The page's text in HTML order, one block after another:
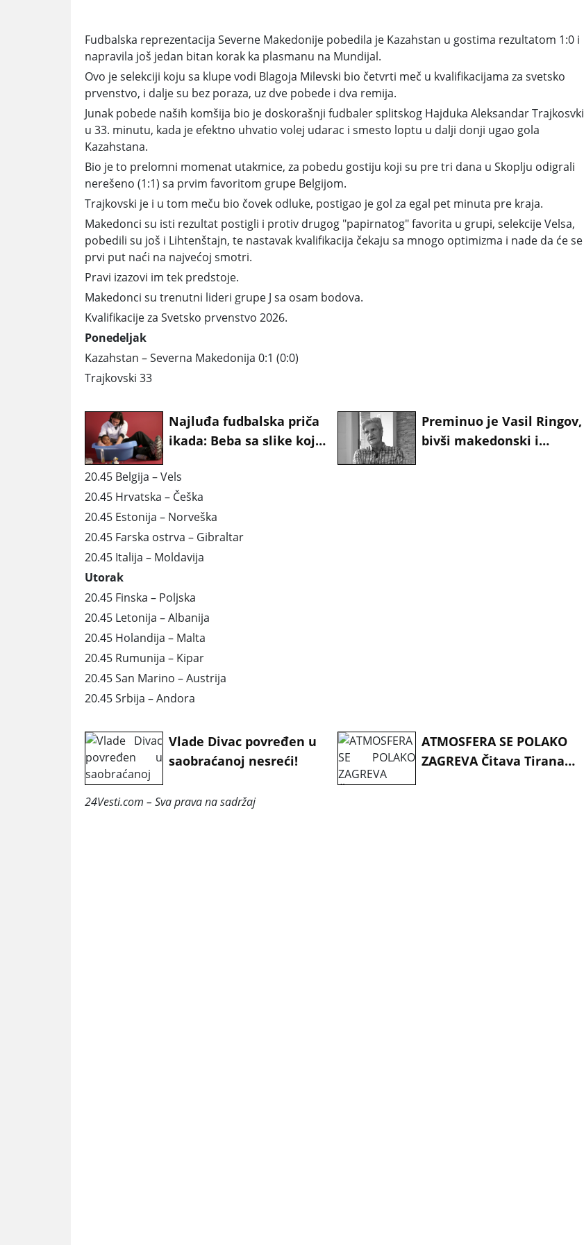
Fudbalska reprezentacija Severne Makedonije pobedila je Kazahstan u gostima rezultatom 1:0 i
napravila još jedan bitan korak ka plasmanu na Mundijal.
Ovo je selekciji koju sa klupe vodi Blagoja Milevski bio četvrti meč u kvalifikacijama za svetsko
prvenstvo, i dalje su bez poraza, uz dve pobede i dva remija.
Junak pobede naših komšija bio je doskorašnji fudbaler splitskog Hajduka Aleksandar Trajkosvki
u 33. minutu, kada je efektno uhvatio volej udarac i smesto loptu u dalji donji ugao gola
Kazahstana.
Bio je to prelomni momenat utakmice, za pobedu gostiju koji su pre tri dana u Skoplju odigrali
nerešeno (1:1) sa prvim favoritom grupe Belgijom.
Trajkovski je i u tom meču bio čovek odluke, postigao je gol za egal pet minuta pre kraja.
Makedonci su isti rezultat postigli i protiv drugog "papirnatog" favorita u grupi, selekcije Velsa,
pobedili su još i Lihtenštajn, te nastavak kvalifikacija čekaju sa mnogo optimizma i nade da će se
prvi put naći na najvećoj smotri.
Pravi izazovi im tek predstoje.
Makedonci su trenutni lideri grupe J sa osam bodova.
Kvalifikacije za Svetsko prvenstvo 2026.
Ponedeljak
Kazahstan – Severna Makedonija 0:1 (0:0)
Trajkovski 33
Najluđa fudbalska priča
ikada: Beba sa slike koju
najveći rival na svetu
Preminuo je Vasil Ringov,
bivši makedonski i
20.45 Belgija – Vels
20.45 Hrvatska – Češka
20.45 Estonija – Norveška
20.45 Farska ostrva – Gibraltar
20.45 Italija – Moldavija
Utorak
20.45 Finska – Poljska
20.45 Letonija – Albanija
20.45 Holandija – Malta
20.45 Rumunija – Kipar
20.45 San Marino – Austrija
20.45 Srbija – Andora
Vlade Divac povređen u
saobraćanoj nesreći!
ATMOSFERA SE POLAKO
ZAGREVA Čitava Tirana
24Vesti.com – Sva prava na sadržaj